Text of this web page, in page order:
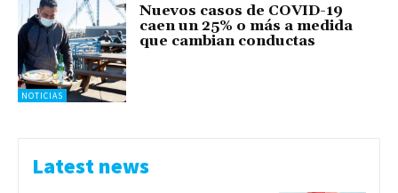
NOTICIAS
Nuevos casos de COVID-19
caen un 25% o más a medida
que cambian conductas
Latest news